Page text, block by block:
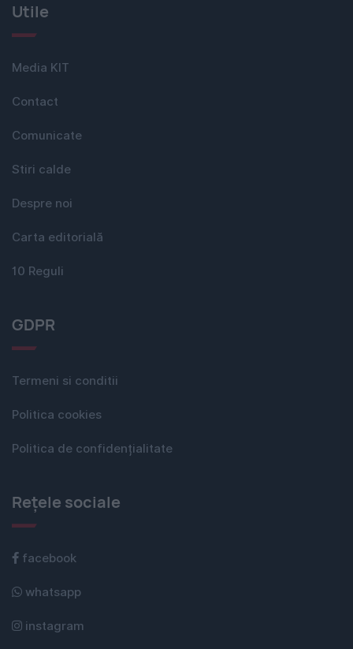
Utile
Media KIT
Contact
Comunicate
Stiri calde
Despre noi
Carta editorială
10 Reguli
GDPR
Termeni si conditii
Politica cookies
Politica de confidențialitate
Rețele sociale
facebook
whatsapp
instagram